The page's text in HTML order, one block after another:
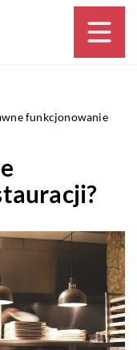
funkcjonowanie